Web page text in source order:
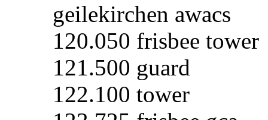
geilekirchen awacs
120.050 frisbee tower
121.500 guard
122.100 tower